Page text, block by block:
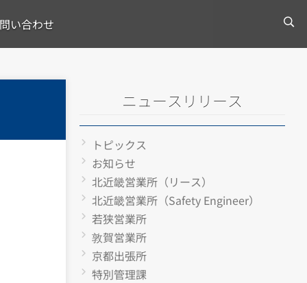
い合わせ
ニュースリリース
トピックス
お知らせ
北近畿営業所（リース）
北近畿営業所（Safety Engineer）
若狭営業所
敦賀営業所
京都出張所
特別管理課